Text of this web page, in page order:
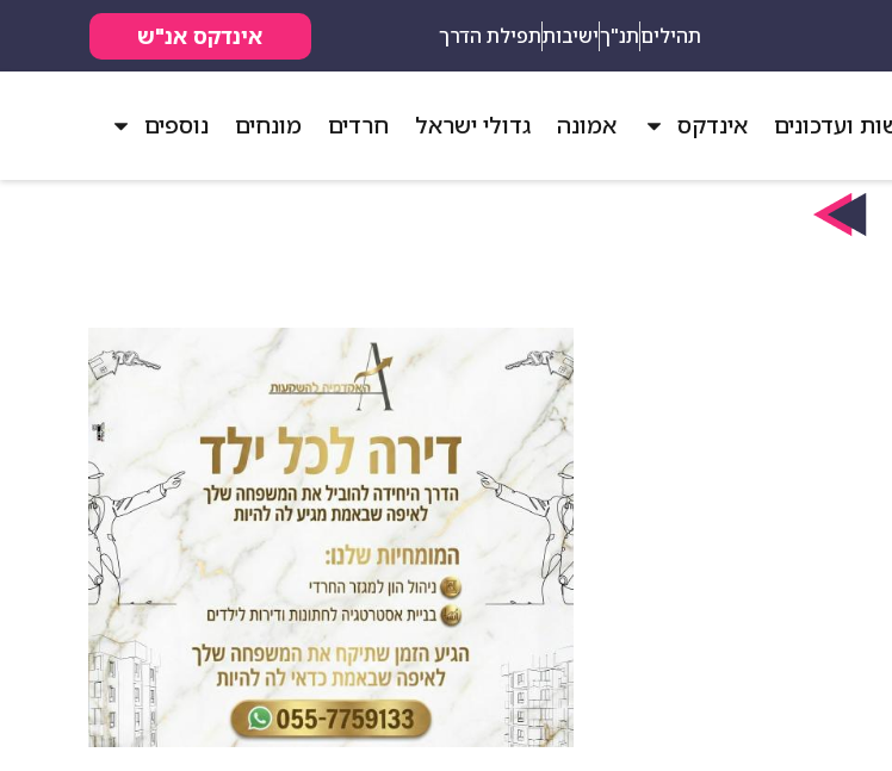
תהיליםתנ"ךישיבותתפילת הדרך אינדקס אנ"ש
ועדכונים אינדקס אמונה גדולי ישראל חרדים מונחים נוספים